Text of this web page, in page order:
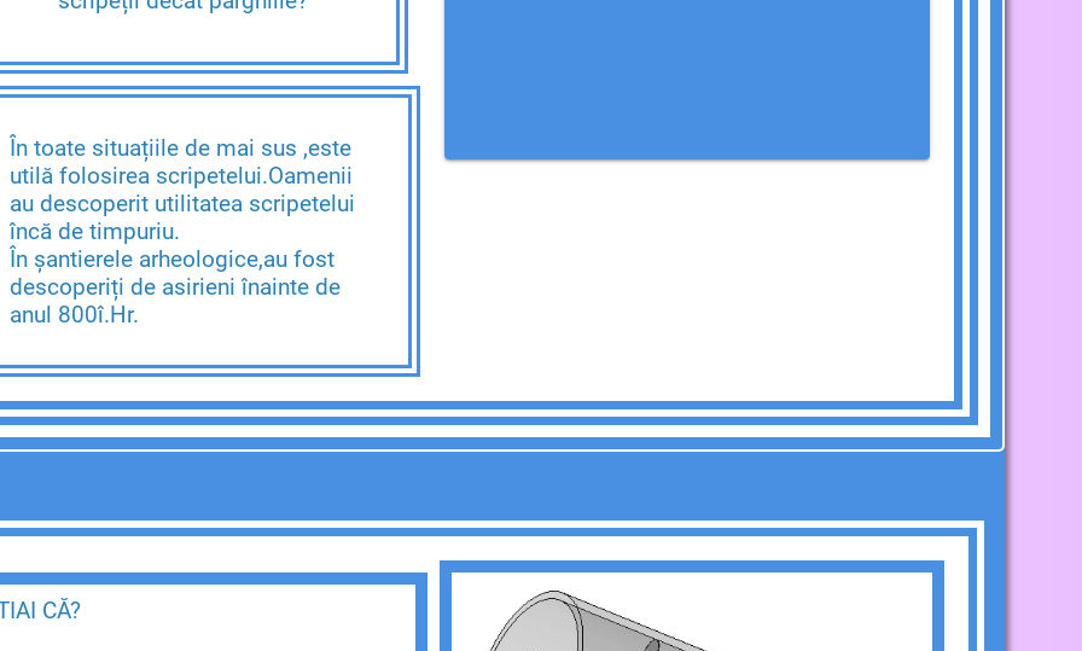
În toate situațiile de mai sus ,este
utilă folosirea scripetelui.Oamenii
au descoperit utilitatea scripetelui
încă de timpuriu.
În șantierele arheologice,au fost
descoperiți de asirieni înainte de
anul 800î.Hr.
CĂ?